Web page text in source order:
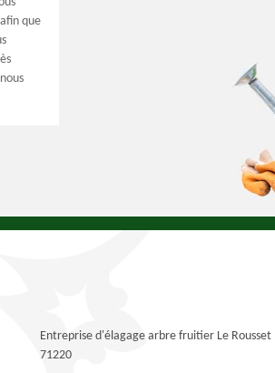
que
Entreprise d'élagage arbre fruitier Le Rousset
71220